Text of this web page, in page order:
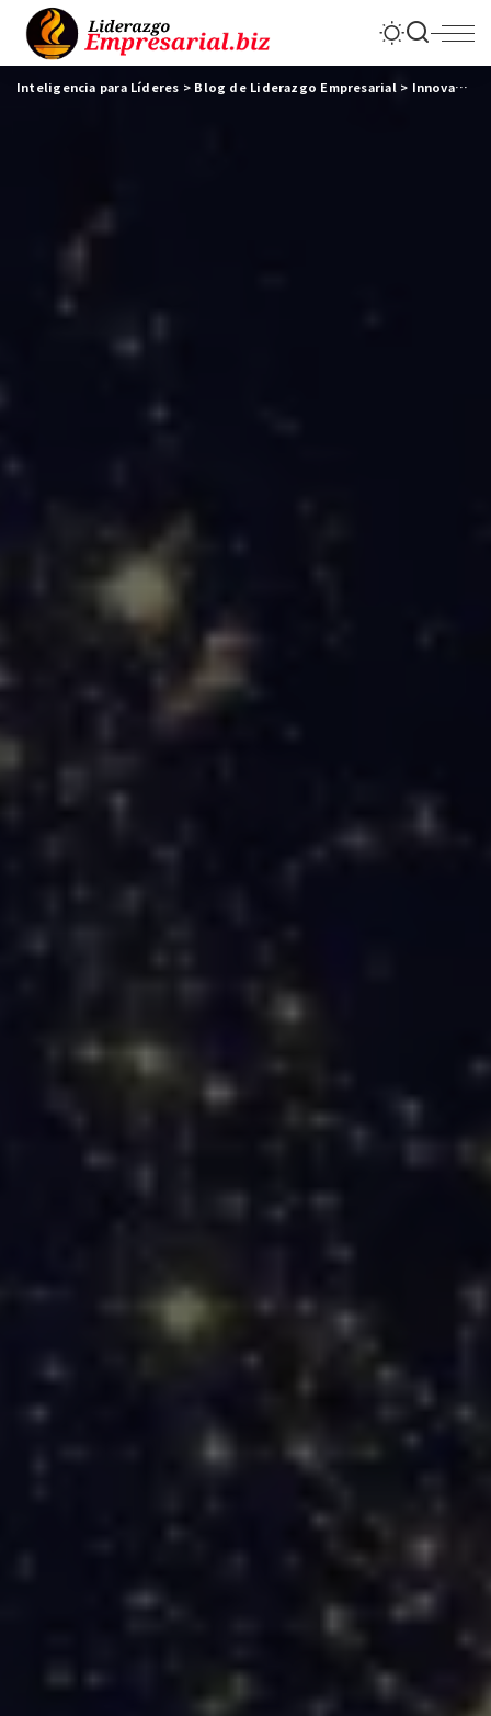
Inteligencia para Líderes > Blog de Liderazgo Empresarial > Innovación & Tecnología